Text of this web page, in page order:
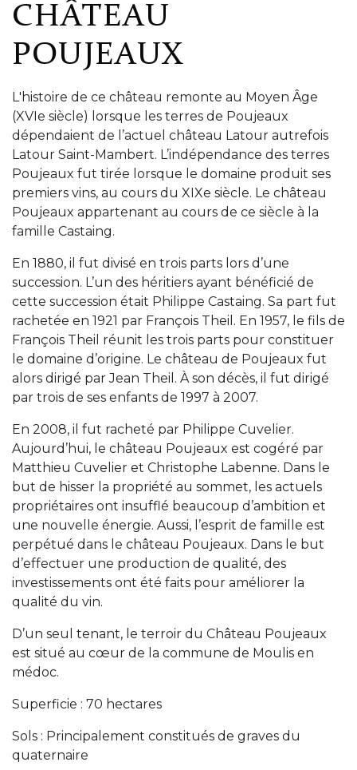
CHÂTEAU
POUJEAUX
L'histoire de ce château remonte au Moyen Âge
(XVIe siècle) lorsque les terres de Poujeaux
dépendaient de l’actuel château Latour autrefois
Latour Saint-Mambert. L’indépendance des terres
Poujeaux fut tirée lorsque le domaine produit ses
premiers vins, au cours du XIXe siècle. Le château
Poujeaux appartenant au cours de ce siècle à la
famille Castaing.
En 1880, il fut divisé en trois parts lors d’une
succession. L’un des héritiers ayant bénéficié de
cette succession était Philippe Castaing. Sa part fut
rachetée en 1921 par François Theil. En 1957, le fils de
François Theil réunit les trois parts pour constituer
le domaine d’origine. Le château de Poujeaux fut
alors dirigé par Jean Theil. À son décès, il fut dirigé
par trois de ses enfants de 1997 à 2007.
En 2008, il fut racheté par Philippe Cuvelier.
Aujourd’hui, le château Poujeaux est cogéré par
Matthieu Cuvelier et Christophe Labenne. Dans le
but de hisser la propriété au sommet, les actuels
propriétaires ont insufflé beaucoup d’ambition et
une nouvelle énergie. Aussi, l’esprit de famille est
perpétué dans le château Poujeaux. Dans le but
d’effectuer une production de qualité, des
investissements ont été faits pour améliorer la
qualité du vin.
D’un seul tenant, le terroir du Château Poujeaux
est situé au cœur de la commune de Moulis en
médoc.
Superficie : 70 hectares
Sols : Principalement constitués de graves du
quaternaire